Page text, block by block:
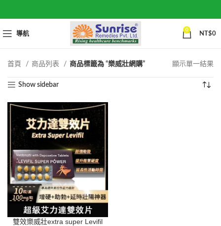
導航
0
NT$0
首頁 商品列表 商品標籤為 “樂威壯網購” 顯示單一結果
Show sidebar
雙效樂威壯extra super Levifil